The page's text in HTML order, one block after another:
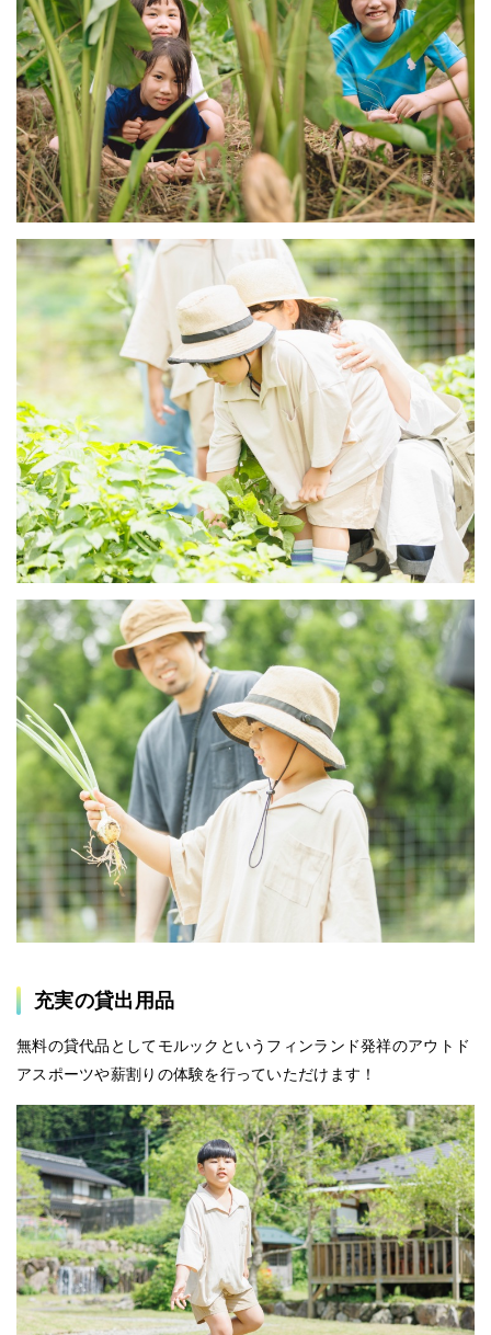
充実の貸出用品
無料の貸代品としてモルックというフィンランド発祥のアウトド
アスポーツや薪割りの体験を行っていただけます！